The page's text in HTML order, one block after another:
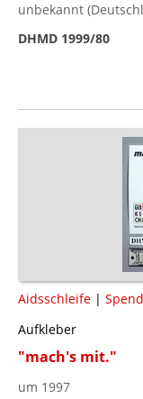
unbekannt
DHMD 1999/80
Aidsschleife |
Aufkleber
"mach's mit."
um 1997